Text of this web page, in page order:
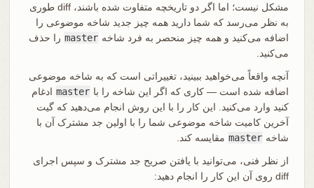
مشکل نیست؛ اما اگر دو تاریخچه متفاوت شده باشند، diff طوری
به نظر می‌رسد که شما دارید همه چیز جدید شاخه موضوعی را
اضافه می‌کنید و همه چیز منحصر به فرد شاخه master را حذف
می‌کنید.
آنچه واقعاً می‌خواهید ببینید، تغییراتی است که به شاخه موضوعی
اضافه شده است — کاری که اگر این شاخه را با master ادغام
کنید وارد می‌کنید. این کار را با این روش انجام می‌دهید که گیت
آخرین کامیت شاخه موضوعی شما را با اولین جد مشترک آن با
شاخه master مقایسه کند.
از نظر فنی، می‌توانید با یافتن صریح جد مشترک و سپس اجرای
diff روی آن این کار را انجام دهید: